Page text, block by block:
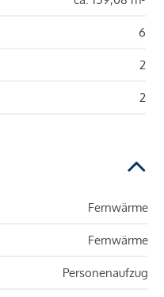
6
2
2
Fernwärme
Fernwärme
Personenaufzug